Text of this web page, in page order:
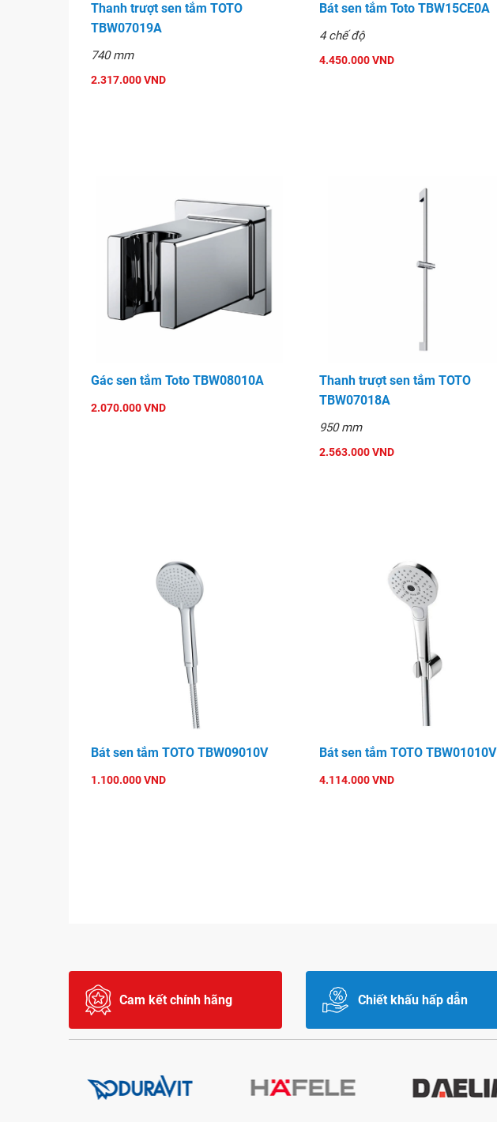
Thanh trượt sen tắm TOTO
TBW07019A
740 mm
2.317.000 VND
Bát sen tắm Toto TBW15CE0A
4 chế độ
4.450.000 VND
Gác sen tắm Toto TBW08010A
2.070.000 VND
Thanh trượt sen tắm TOTO
TBW07018A
950 mm
2.563.000 VND
Bát sen tắm TOTO TBW09010V
1.100.000 VND
Bát sen tắm TOTO TBW01010V
4.114.000 VND
Cam kết chính hãng Chiết khấu hấp dẫn